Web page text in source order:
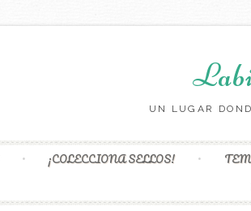
UN LUGAR
¡COLECCIONA SELLOS!